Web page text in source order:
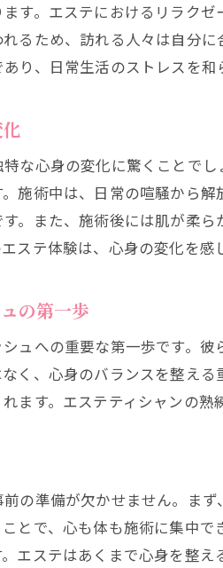
エステで心身ともに輝きを取
テの癒し効果で心身のバラン
癒し効果がもたらす心身のリフ
エステティシャンが提案する
エステ施術で心身の調和を図
エステで心身の安らぎを取り
エステティシャンの知識で心
エステティシャンの知恵が生
自宅でできるエステのリフレ
日々の疲れを癒すエステの役割
忙しい現代人におすすめのエ
す。エステにおけるリラク
るため、訪れる人々は自分
り、日常生活のストレスを和
な心身の変化に驚くことで
施術中は、日常の喧騒から
。また、施術後には肌が柔
ステ体験は、心身の変化を
の第一歩
ュへの重要な第一歩です。
く、心身のバランスを整え
ます。エステティシャンの熟
の準備が欠かせません。ま
とで、心も体も施術に集中
エステはあくまで心身を整